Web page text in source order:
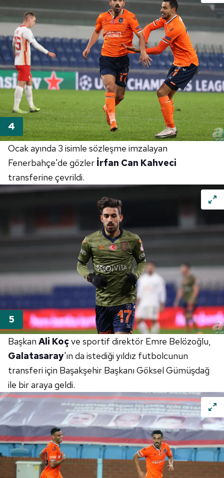
Ocak ayında 3 isimle sözleşme imzalayan
Fenerbahçe'de gözler İrfan Can Kahveci
transferine çevrildi.
Başkan Ali Koçve sportif direktör Emre Belözoğlu,
Galatasaray'ın da istediği yıldız futbolcunun
transferi için Başakşehir Başkanı Göksel Gümüşdağ
ile bir araya geldi.